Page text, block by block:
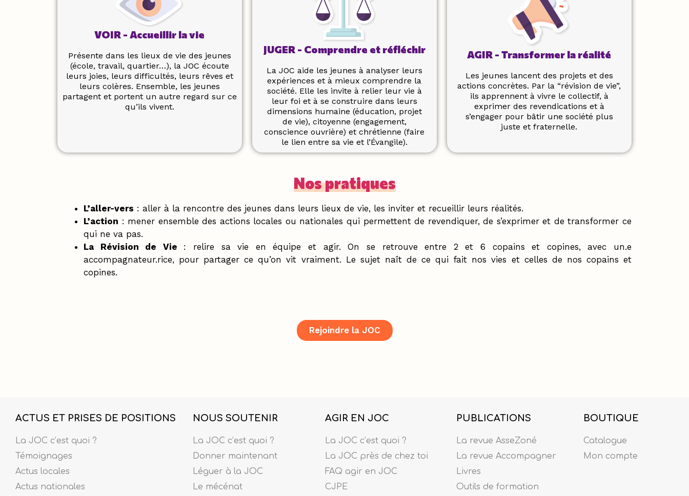
VOIR - Accueillir la vie
Présente dans les lieux de vie des jeunes
(école, travail, quartier…), la JOC écoute
leurs joies, leurs difficultés, leurs rêves et
leurs colères. Ensemble, les jeunes
partagent et portent un autre regard sur ce
qu’ils vivent.
JUGER - Comprendre et réfléchir
La JOC aide les jeunes à analyser leurs
expériences et à mieux comprendre la
société. Elle les invite à relier leur vie à
leur foi et à se construire dans leurs
dimensions humaine (éducation, projet
de vie), citoyenne (engagement,
conscience ouvrière) et chrétienne (faire
le lien entre sa vie et l’Évangile).
AGIR - Transformer la réalité
Les jeunes lancent des projets et des
actions concrètes. Par la “révision de vie”,
ils apprennent à vivre le collectif, à
exprimer des revendications et à
s’engager pour bâtir une société plus
juste et fraternelle.
Nos pratiques
L’aller-vers : aller à la rencontre des jeunes dans leurs lieux de vie, les inviter et recueillir leurs réalités.
L’action : mener ensemble des actions locales ou nationales qui permettent de revendiquer, de s’exprimer et de transformer ce
qui ne va pas.
La Révision de Vie : relire sa vie en équipe et agir. On se retrouve entre 2 et 6 copains et copines, avec un.e
accompagnateur.rice, pour partager ce qu’on vit vraiment. Le sujet naît de ce qui fait nos vies et celles de nos copains et
copines.
Rejoindre la JOC
ACTUS ET PRISES DE POSITIONS
La JOC c’est quoi ?
Témoignages
Actus locales
Actus nationales
NOUS SOUTENIR
La JOC c’est quoi ?
Donner maintenant
Léguer à la JOC
Le mécénat
AGIR EN JOC
La JOC c’est quoi ?
La JOC près de chez toi
FAQ agir en JOC
CJPE
PUBLICATIONS
La revue AsseZoné
La revue Accompagner
Livres
Outils de formation
BOUTIQUE
Catalogue
Mon compte